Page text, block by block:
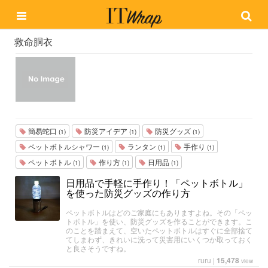
救命胴衣
簡易蛇口 (1) 防災アイデア (1) 防災グッズ (1)
ペットボトルシャワー (1) ランタン (1) 手作り (1)
ペットボトル (1) 作り方 (1) 日用品 (1)
日用品で手軽に手作り！「ペットボトル」
を使った防災グッズの作り方
ペットボトルはどのご家庭にもありますよね。その「ペッ
トボトル」を使い、防災グッズを作ることができます。こ
のことを踏まえて、空いたペットボトルはすぐに全部捨て
てしまわず、きれいに洗って災害用にいくつか取っておく
と良さそうですね。
ruru | 15,478 view